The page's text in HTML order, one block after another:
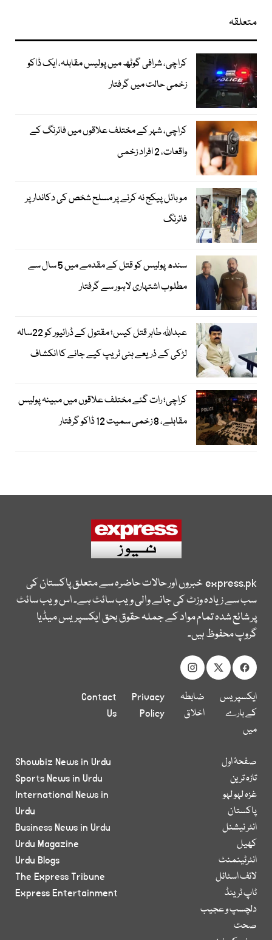
متعلقہ
کراچی، شرافی گوٹھ میں پولیس مقابلہ، ایک ڈاکو
زخمی حالت میں گرفتار
کراچی، شہر کے مختلف علاقوں میں فائرنگ کے
واقعات، 2 افراد زخمی
موبائل پیکج نہ کرنے پر مسلح شخص کی دکاندار پر
فائرنگ
سندھ پولیس کو قتل کے مقدمے میں 5 سال سے
مطلوب اشتہاری لاہور سے گرفتار
عبداللہ طاہر قتل کیس؛ مقتول کے ڈرائیور کو 22سالہ
لڑکی کے ذریعے ہنی ٹریپ کیے جانے کا انکشاف
کراچی؛ رات گئے مختلف علاقوں میں مبینہ پولیس
مقابلے، 8 زخمی سمیت 12 ڈاکو گرفتار
express.pkخبروں اور حالات حاضرہ سے متعلق پاکستان کی
سب سے زیادہ وزٹ کی جانے والی ویب سائٹ ہے۔ اس ویب سائٹ
پر شائع شدہ تمام مواد کے جملہ حقوق بحق ایکسپریس میڈیا
گروپ محفوظ ہیں۔
ایکسپریس
کے بارے
میں
ضابطہ
اخلاق
Privacy
Policy
Contact
Us
صفحۂ اول
تازہ ترین
غزہ لہو لہو
پاکستان
انٹر نیشنل
کھیل
انٹرٹینمنٹ
لائف اسٹائل
ٹاپ ٹرینڈ
دلچسپ و عجیب
صحت
Showbiz News in Urdu
Sports News in Urdu
International News in
Urdu
Business News in Urdu
Urdu Magazine
Urdu Blogs
The Express Tribune
Express Entertainment